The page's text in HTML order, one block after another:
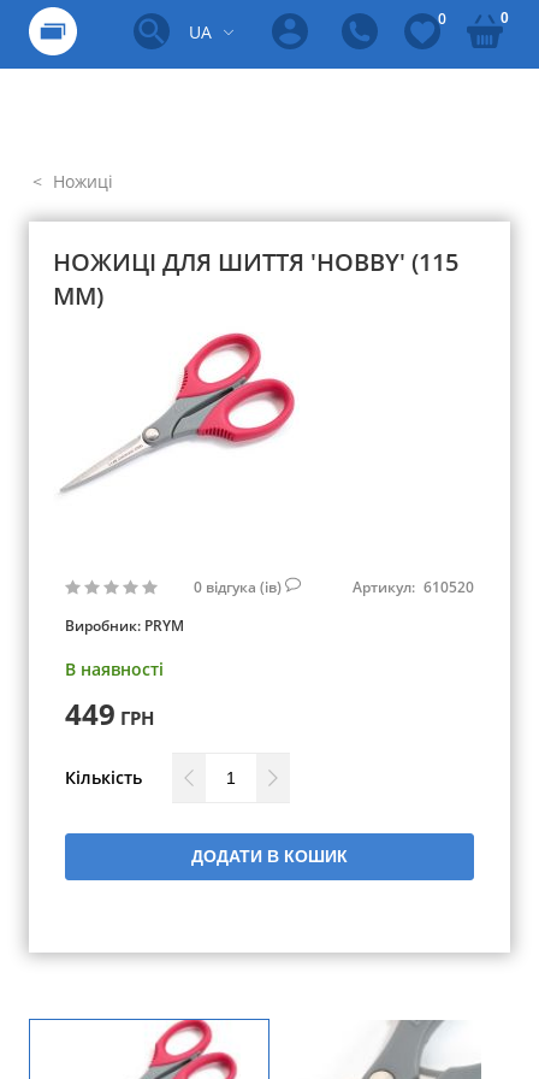
UA
0 0
Ножиці
НОЖИЦІ ДЛЯ ШИТТЯ 'HOBBY' (115
ММ)
0 відгука (ів) Артикул: 610520
Виробник: PRYM
В наявності
449 ГРН
Кількість
ДОДАТИ В КОШИК